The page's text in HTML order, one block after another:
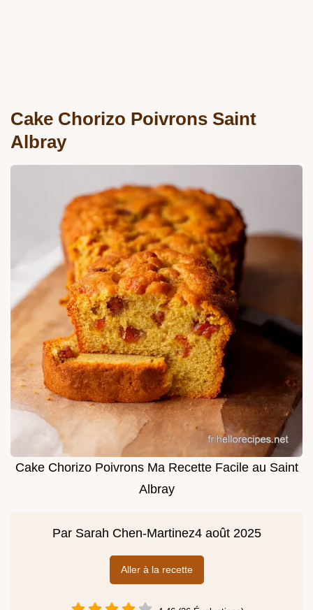
Cake Chorizo Poivrons Saint
Albray
Cake Chorizo Poivrons Ma Recette Facile au Saint
Albray
Par Sarah Chen-Martinez4 août 2025
Aller à la recette